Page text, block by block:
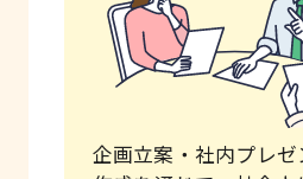
企画立案・社内プレ